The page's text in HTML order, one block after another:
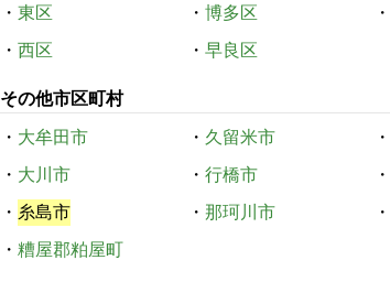
・ 東区 ・ 博多区 ・
・ 西区 ・ 早良区
その他市区町村
・ 大牟田市 ・ 久留米市 ・
・ 大川市 ・ 行橋市 ・
・ 糸島市 ・ 那珂川市 ・
・ 糟屋郡粕屋町